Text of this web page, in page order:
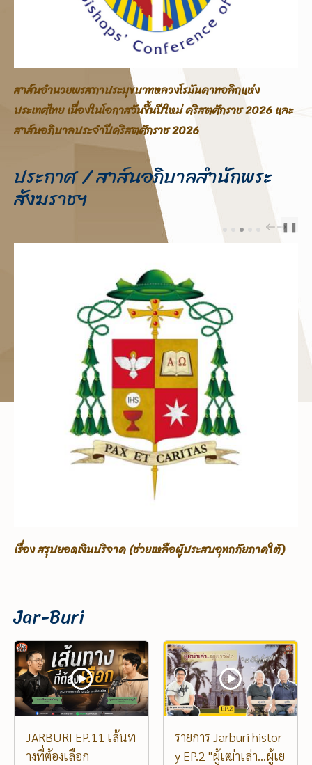
สาส์นอภิบาลสภาประมุขบาทหลวงโรมันคาทอลิกแห่ง
ประเทศไทย โอกาสสมโภชพระคริสตสมภพ คริสตศักราช 2025
ประกาศ / สาส์นอภิบาลสำนักพระ
สังฆราชฯ
PREVNEXT
❚❚
เรื่อง ขอรับบริจาคเพื่อช่วยเหลือผู้ประสบอุทกภัยภาคใต้
Jar-Buri
JARBURI EP.11 เส้นท
างที่ต้องเลือก
รายการ Jarburi histor
y EP.2 "ผู้เฒ่าเล่า...ผู้เย